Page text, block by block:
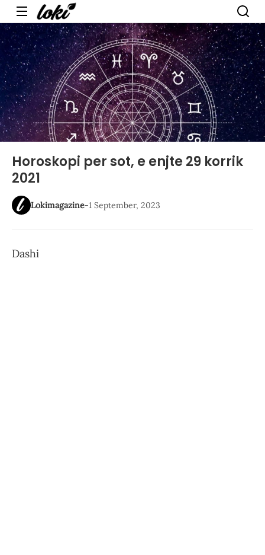
Menu
Horoskopi per sot, e enjte 29 korrik
2021
Lokimagazine-1 September, 2023
Dashi